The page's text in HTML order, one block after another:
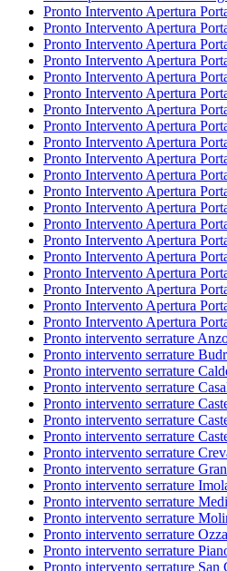
Pronto Intervento Apertura
Pronto Intervento Apertura
Pronto Intervento Apertura
Pronto Intervento Apertura
Pronto Intervento Apertura
Pronto Intervento Apertura
Pronto Intervento Apertura
Pronto Intervento Apertura
Pronto Intervento Apertura
Pronto Intervento Apertura
Pronto Intervento Apertura
Pronto Intervento Apertura
Pronto Intervento Apertura
Pronto Intervento Apertura
Pronto Intervento Apertura
Pronto Intervento Apertura
Pronto Intervento Apertura
Pronto Intervento Apertura
Pronto Intervento Apertura
Pronto Intervento Apertura
Pronto intervento serrature
Pronto intervento serrature
Pronto intervento serrature
Pronto intervento serrature
Pronto intervento serrature
Pronto intervento serrature
Pronto intervento serrature
Pronto intervento serrature
Pronto intervento serrature
Pronto intervento serrature
Pronto intervento serrature
Pronto intervento serrature
Pronto intervento serrature
Pronto intervento serrature
Pronto intervento serrature